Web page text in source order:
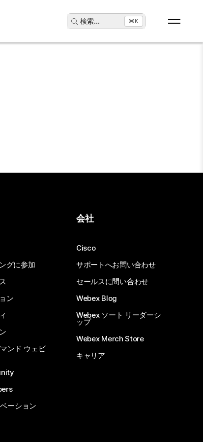
検索... ⌘K
グに参加
ン
ンド ウェビ
ーション
会社
Cisco
サポートへお問い合わせ
セールスに問い合わせ
Webex Blog
Webex ソート リーダーシ
ップ
Webex Merch Store
キャリア